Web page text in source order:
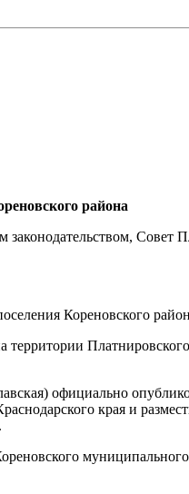
района
Совет
Кореновского
Платнировского
официально
края и